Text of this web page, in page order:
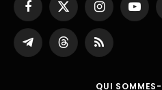
Facebook
X
(Twitter)
Instagram
Partager
sur
ThreadsRSS
QUI